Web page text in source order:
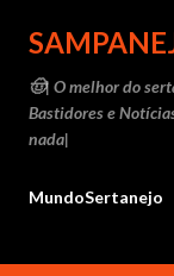
🤠| O melhor do
Bastidores e
nada|
MundoSertanejo